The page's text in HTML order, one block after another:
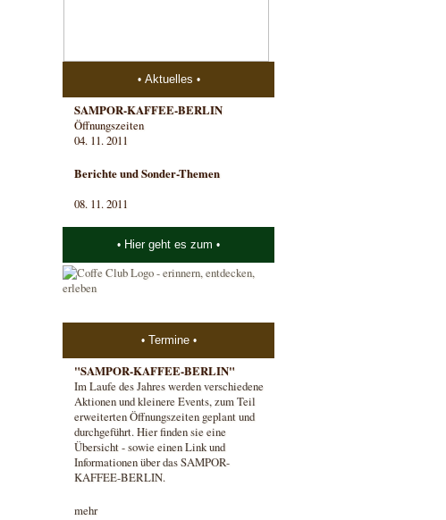
Aktuelles
SAMPOR-KAFFEE-BERLIN
Öffnungszeiten
04. 11. 2011
Berichte und Sonder-Themen
08. 11. 2011
Hier geht es zum
Termine
"SAMPOR-KAFFEE-BERLIN"
Im Laufe des Jahres werden verschiedene
Aktionen und kleinere Events, zum Teil
erweiterten Öffnungszeiten geplant und
durchgeführt. Hier finden sie eine
Übersicht - sowie einen Link und
Informationen über das SAMPOR-
KAFFEE-BERLIN.
mehr